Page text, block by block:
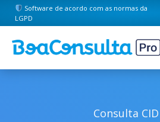
Software de acordo com as normas da
LGPD
Consulta